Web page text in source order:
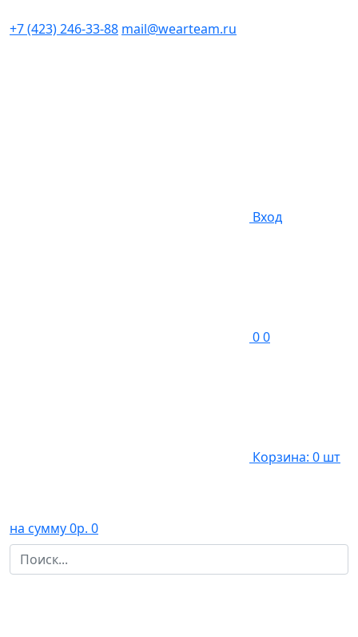
+7 (423) 246-33-88 mail@wearteam.ru
Вход
00
Корзина: 0 шт
на сумму 0р. 0